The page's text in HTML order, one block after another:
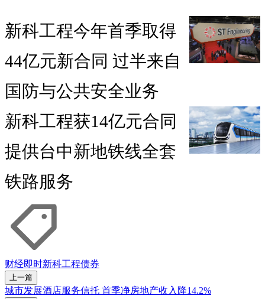
新科工程今年首季取得
44亿元新合同 过半来自
国防与公共安全业务
新科工程获14亿元合同
提供台中新地铁线全套
铁路服务
财经即时新科工程债券
上一篇
城市发展酒店服务信托 首季净房地产收入降14.2%